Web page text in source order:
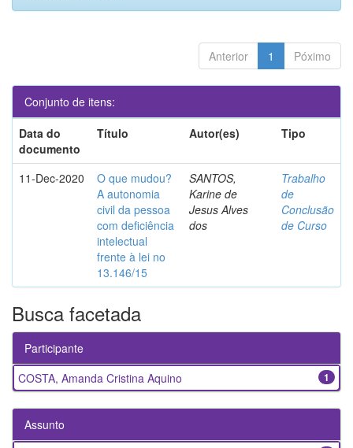
Anterior 1 Póximo
Conjunto de itens:
Data do
documento
Título Autor(es) Tipo
11-Dec-2020
O que mudou?
A autonomia
civil da pessoa
com deficiência
intelectual
frente à lei no
13.146/15
SANTOS,
Karine de
Jesus Alves
dos
Trabalho
de
Conclusão
de Curso
Busca facetada
Participante
1
COSTA, Amanda Cristina Aquino
Assunto